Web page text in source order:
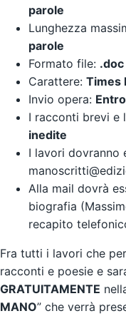
parole
Lunghezza
parole
Formato file:
Carattere: Times
Invio opera:
I racconti brevi e
inedite
I lavori dovranno
Alla mail dovrà
biografia
recapito
Fra tutti i lavori che
racconti e poesie e
GRATUITAMENTE
MANO” che verrà